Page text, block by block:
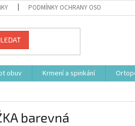
PODMÍNKY OCHRANY OSOBNÍCH ÚDAJŮ
obuv Krmení a spinkání
barevná